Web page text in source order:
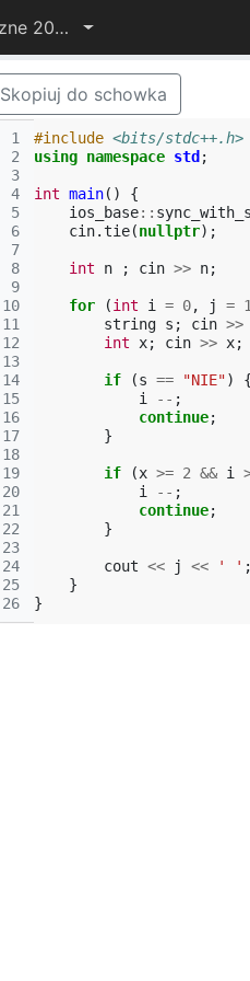
Potyczki Algorytmiczne 2025
Skopiuj do schowka
1
2
3
4
5
6
7
8
9
10
11
12
13
14
15
16
17
18
19
20
21
22
23
24
25
26
#include <bits/stdc++.h>
using namespace std ;
int main()
{
ios_base::
cin.tie(nullptr);
int n ; cin >> n;
for (int i = 0, j = 1
string s ; cin >>
int
x; cin >> x;
if (s == "NIE")
{
i
-- ;
continue;
}
if (x >= 2 && i
i
-- ;
continue;
}
cout << j << ' ' ;
}
}